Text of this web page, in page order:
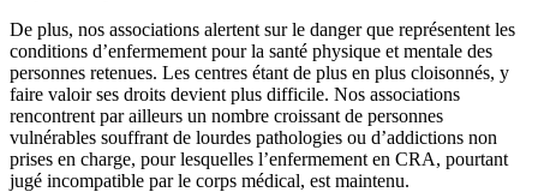
De plus, nos associations alertent sur le danger que représentent les
conditions d’enfermement pour la santé physique et mentale des
personnes retenues. Les centres étant de plus en plus cloisonnés, y
faire valoir ses droits devient plus difficile. Nos associations
rencontrent par ailleurs un nombre croissant de personnes
vulnérables souffrant de lourdes pathologies ou d’addictions non
prises en charge, pour lesquelles l’enfermement en CRA, pourtant
jugé incompatible par le corps médical, est maintenu.